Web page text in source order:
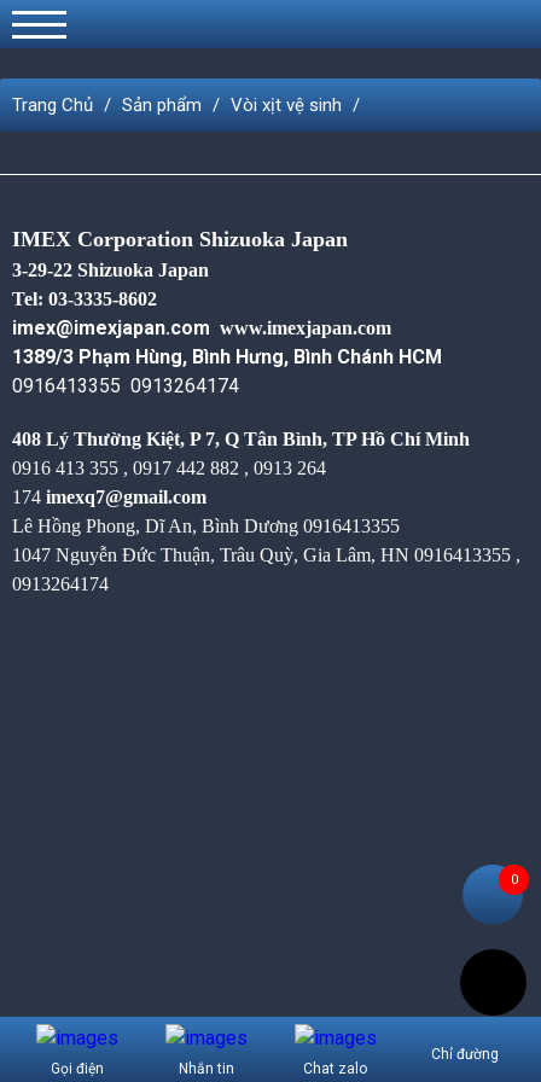
Trang Chủ Sản phẩm Vòi xịt vệ sinh
IMEX Corporation Shizuoka Japan
3-29-22 Shizuoka Japan
Tel: 03-3335-8602
imex@imexjapan.com www.imexjapan.com
1389/3 Phạm Hùng, Bình Hưng, Bình Chánh HCM
0916413355 0913264174
408 Lý Thường Kiệt, P 7, Q Tân Bình, TP Hồ Chí Minh
0916 413 355 , 0917 442 882 , 0913 264
174 imexq7@gmail.com
Lê Hồng Phong, Dĩ An, Bình Dương 0916413355
1047 Nguyễn Đức Thuận, Trâu Quỳ, Gia Lâm, HN 0916413355 ,
0913264174
Gọi điện Nhắn tin Chat zalo
Chỉ đường
0